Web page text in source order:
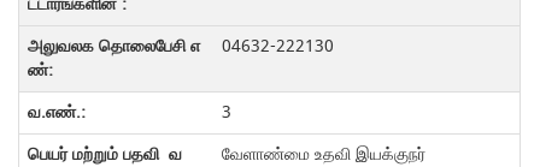
04632-222130
3
வேளாண்மை உதவி இயக்குநர்